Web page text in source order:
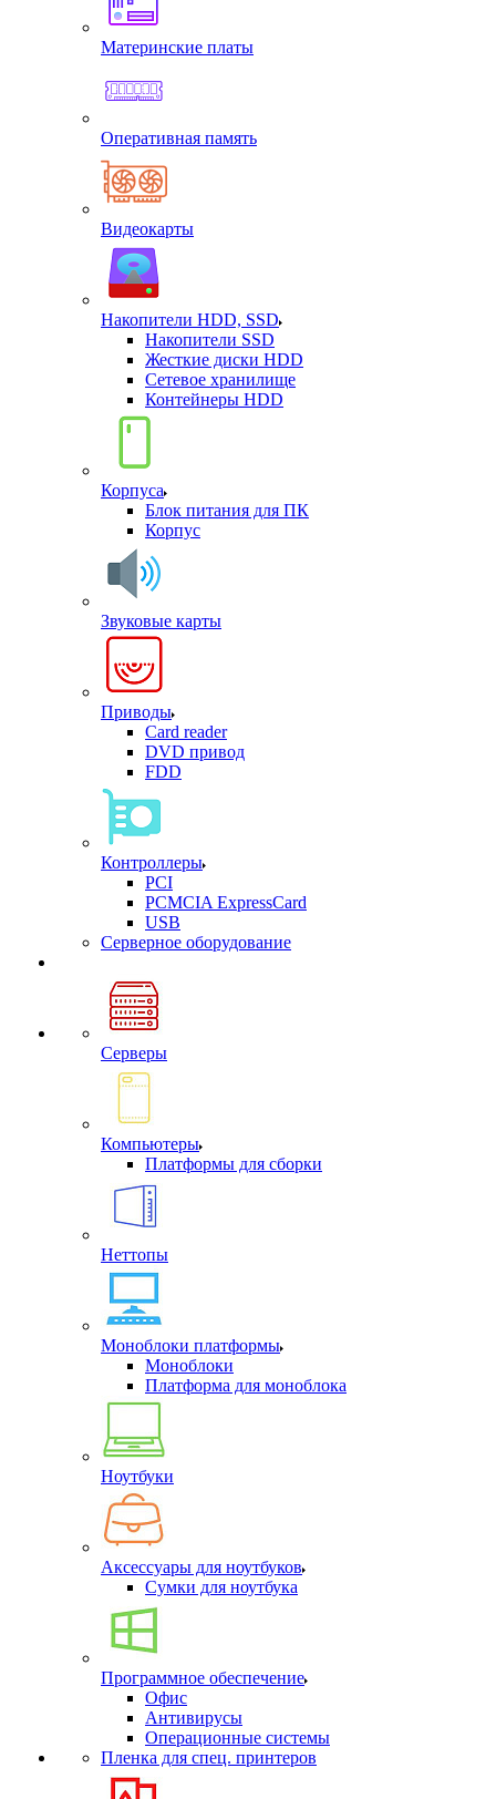
Материнские платы
Оперативная память
Видеокарты
Накопители HDD, SSD
Накопители SSD
Жесткие диски HDD
Сетевое хранилище
Контейнеры HDD
Корпуса
Блок питания для ПК
Корпус
Звуковые карты
Приводы
Card reader
DVD привод
FDD
Контроллеры
PCI
PCMCIA ExpressCard
USB
Cерверное оборудование
Серверы
Компьютеры
Платформы для сборки
Неттопы
Моноблоки платформы
Моноблоки
Платформа для моноблока
Ноутбуки
Аксессуары для ноутбуков
Сумки для ноутбука
Программное обеспечение
Офис
Антивирусы
Операционные системы
Пленка для спец. принтеров